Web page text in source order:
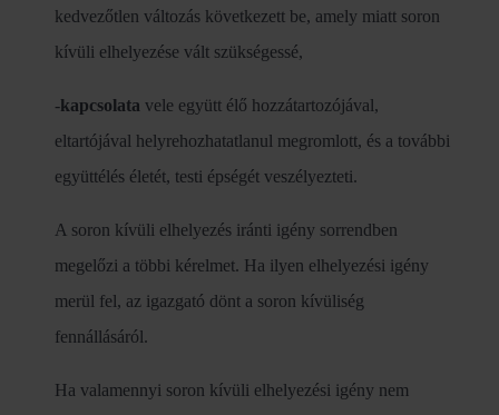
kedvezőtlen változás következett be, amely miatt soron
kívüli elhelyezése vált szükségessé,
-kapcsolata vele együtt élő hozzátartozójával,
eltartójával helyrehozhatatlanul megromlott, és a további
együttélés életét, testi épségét veszélyezteti.
A soron kívüli elhelyezés iránti igény sorrendben
megelőzi a többi kérelmet. Ha ilyen elhelyezési igény
merül fel, az igazgató dönt a soron kívüliség
fennállásáról.
Ha valamennyi soron kívüli elhelyezési igény nem